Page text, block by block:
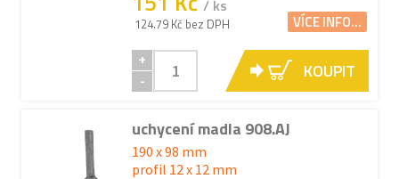
/ ks
124.79 Kč bez DPH VÍCE INFO...
+
-
KOUPIT
uchycení madla 908.AJ
190 x 98 mm
profil 12 x 12 mm